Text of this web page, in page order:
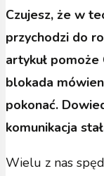
Czujesz, że w
przychodzi do
artykuł pomoże
blokada
pokonać.
komunikacja
Wielu z nas